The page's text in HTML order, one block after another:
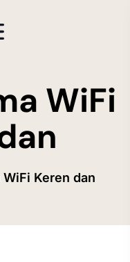
WiFi
Keren dan